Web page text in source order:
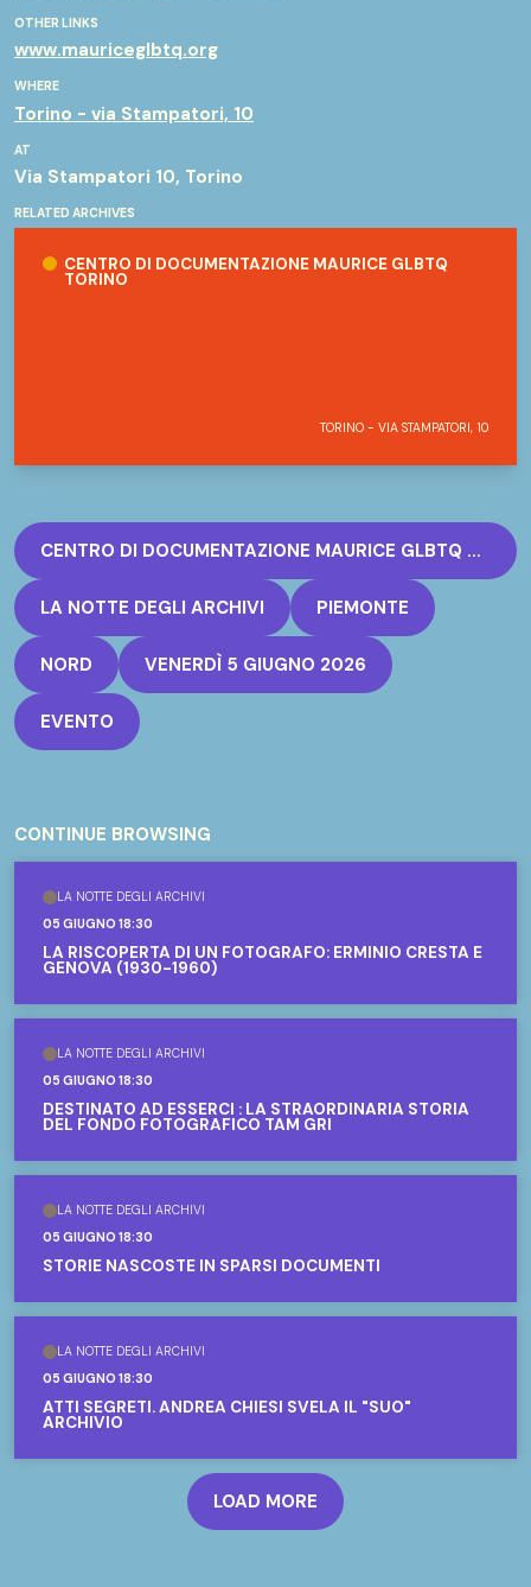
OTHER LINKS
www.mauriceglbtq.org
WHERE
Torino - via Stampatori, 10
AT
Via Stampatori 10, Torino
RELATED ARCHIVES
CENTRO DI DOCUMENTAZIONE MAURICE GLBTQ
TORINO
TORINO - VIA STAMPATORI, 10
CENTRO DI DOCUMENTAZIONE MAURICE GLBTQ TORINO
LA NOTTE DEGLI ARCHIVI PIEMONTE
NORD VENERDÌ 5 GIUGNO 2026
EVENTO
CONTINUE BROWSING
LA NOTTE DEGLI ARCHIVI
05 GIUGNO 18:30
LA RISCOPERTA DI UN FOTOGRAFO: ERMINIO CRESTA E
GENOVA (1930-1960)
LA NOTTE DEGLI ARCHIVI
05 GIUGNO 18:30
DESTINATO AD ESSERCI : LA STRAORDINARIA STORIA
DEL FONDO FOTOGRAFICO TAM GRI
LA NOTTE DEGLI ARCHIVI
05 GIUGNO 18:30
STORIE NASCOSTE IN SPARSI DOCUMENTI
LA NOTTE DEGLI ARCHIVI
05 GIUGNO 18:30
ATTI SEGRETI. ANDREA CHIESI SVELA IL "SUO"
ARCHIVIO
LOAD MORE